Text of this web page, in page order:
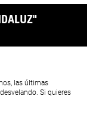
las últimas
Si quieres